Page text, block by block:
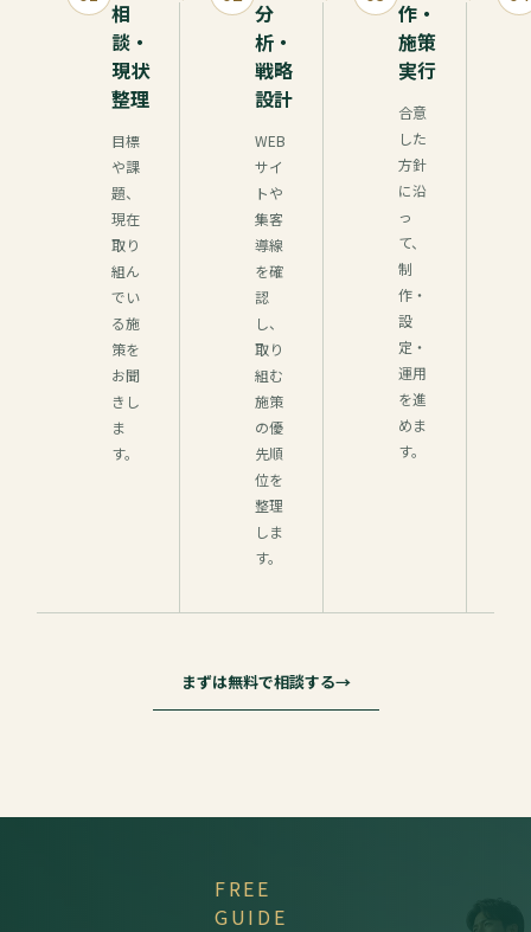
相
談・
現状
整理
目標
や課
題、
現在
取り
組ん
でい
る施
策を
お聞
きし
ま
す。
分
析・
戦略
設計
WEB
サイ
トや
集客
導線
を確
認
し、
取り
組む
施策
の優
先順
位を
整理
しま
す。
作・
施策
実行
合意
した
方針
に沿
っ
て、
制
作・
設
定・
運用
を進
めま
す。
まずは無料で相談する→
FREE
GUIDE